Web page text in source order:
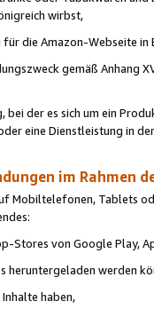
wirbst,
die Amazon-Webseite in
gemäß Anhang
der es sich um ein
eine Dienstleistung in
im Rahmen
Mobiltelefonen, Tablets
Stores von Google Play,
heruntergeladen werden
haben,